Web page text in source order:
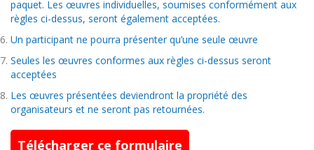
paquet. Les œuvres individuelles, soumises conformément aux
règles ci-dessus, seront également acceptées.
Un participant ne pourra présenter qu’une seule œuvre
Seules les œuvres conformes aux règles ci-dessus seront
acceptées
Les œuvres présentées deviendront la propriété des
organisateurs et ne seront pas retournées.
Télécharger ce formulaire